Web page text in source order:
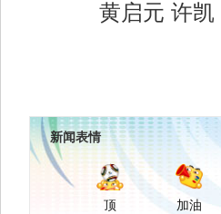
黄启元 许凯
新闻表情
顶 加油